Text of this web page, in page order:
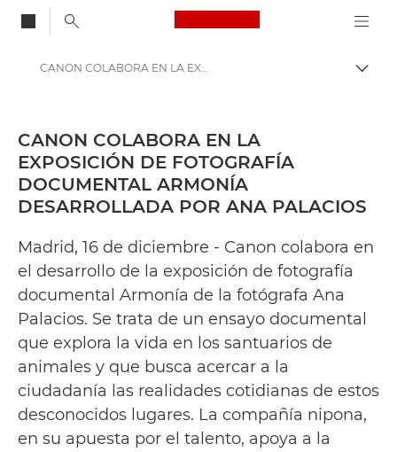
Canon Logo, back
Centro de prensa
Comunicados de prensa: Centro de prensa de Canon
CANON COLABORA EN LA EXPOSICIÓN DE FOTOGRAFÍA DOCUMENTAL ARMONÍA DESARROLLADA POR ANA PALACIOS - Centro de prensa de Canon
CANON COLABORA EN LA
EXPOSICIÓN DE FOTOGRAFÍA
DOCUMENTAL ARMONÍA
DESARROLLADA POR ANA PALACIOS
Madrid, 16 de diciembre - Canon colabora en
el desarrollo de la exposición de fotografía
documental Armonía de la fotógrafa Ana
Palacios. Se trata de un ensayo documental
que explora la vida en los santuarios de
animales y que busca acercar a la
ciudadanía las realidades cotidianas de estos
desconocidos lugares. La compañía nipona,
en su apuesta por el talento, apoya a la